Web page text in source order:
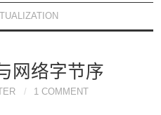
网络字节序
1 COMMENT